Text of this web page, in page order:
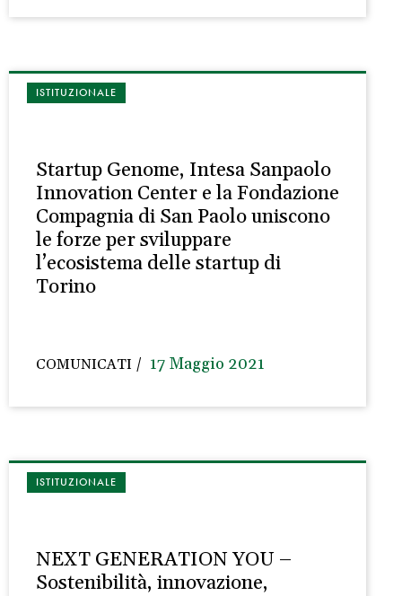
ISTITUZIONALE
Startup Genome, Intesa Sanpaolo
Innovation Center e la Fondazione
Compagnia di San Paolo uniscono
le forze per sviluppare
l’ecosistema delle startup di
Torino
COMUNICATI 17 Maggio 2021
ISTITUZIONALE
NEXT GENERATION YOU –
Sostenibilità, innovazione,